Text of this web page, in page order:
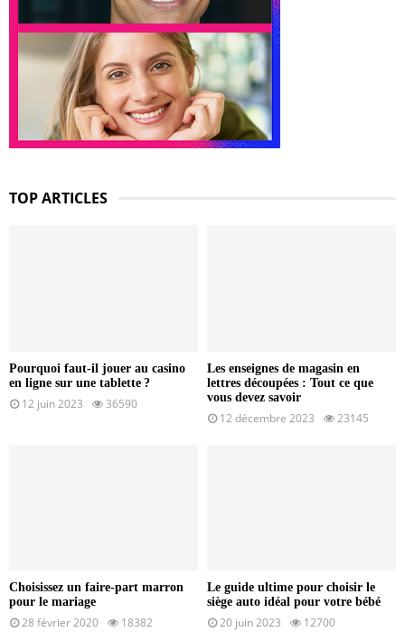
TOP ARTICLES
Pourquoi faut-il jouer au casino
en ligne sur une tablette ?
12 juin 2023 36590
Les enseignes de magasin en
lettres découpées : Tout ce que
vous devez savoir
12 décembre 2023 23145
Choisissez un faire-part marron
pour le mariage
28 février 2020 18382
Le guide ultime pour choisir le
siège auto idéal pour votre bébé
20 juin 2023 12700